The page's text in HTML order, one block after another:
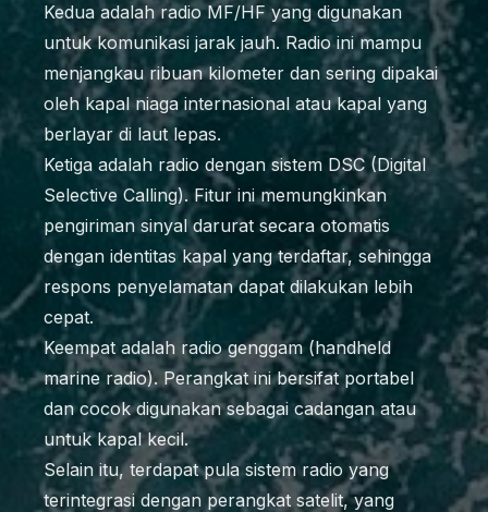
Kedua adalah radio MF/HF yang digunakan
untuk komunikasi jarak jauh. Radio ini mampu
menjangkau ribuan kilometer dan sering dipakai
oleh kapal niaga internasional atau kapal yang
berlayar di laut lepas.
Ketiga adalah radio dengan sistem DSC (Digital
Selective Calling). Fitur ini memungkinkan
pengiriman sinyal darurat secara otomatis
dengan identitas kapal yang terdaftar, sehingga
respons penyelamatan dapat dilakukan lebih
cepat.
Keempat adalah radio genggam (handheld
marine radio). Perangkat ini bersifat portabel
dan cocok digunakan sebagai cadangan atau
untuk kapal kecil.
Selain itu, terdapat pula sistem radio yang
terintegrasi dengan perangkat satelit, yang